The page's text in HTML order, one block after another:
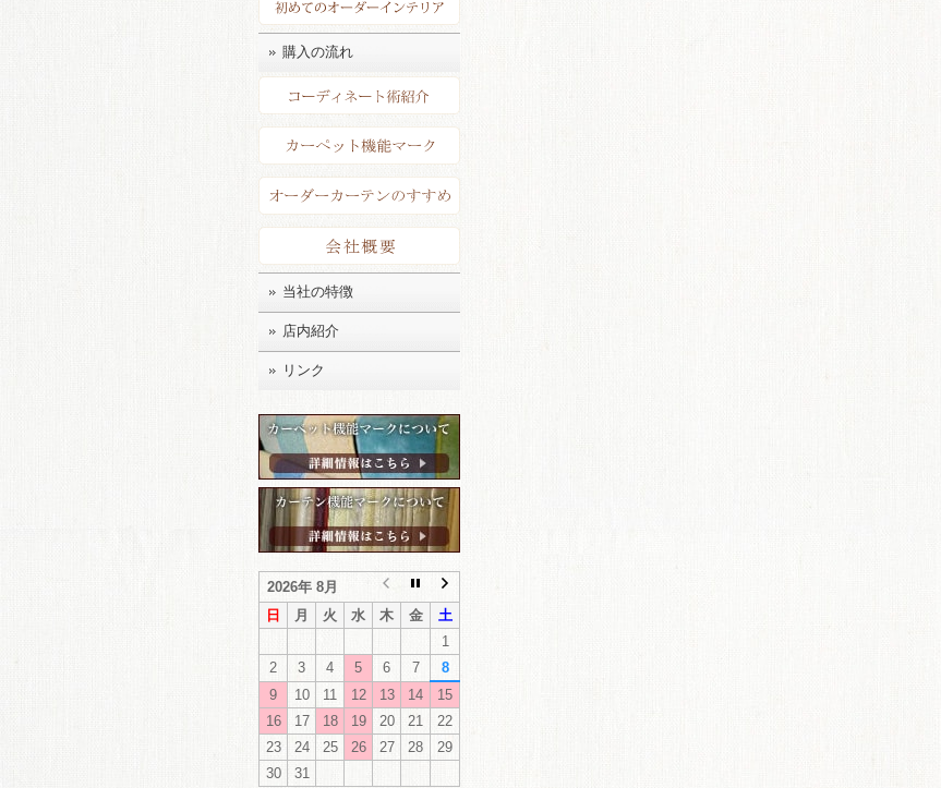
購入の流れ
当社の特徴
店内紹介
リンク
2026年 8月
日
月 火 水 木 金
土
1
2
3 4 5 6 7
8
9
10 11 12 13 14
15
16
17 18 19 20 21
22
23
24 25 26 27 28
29
30
31